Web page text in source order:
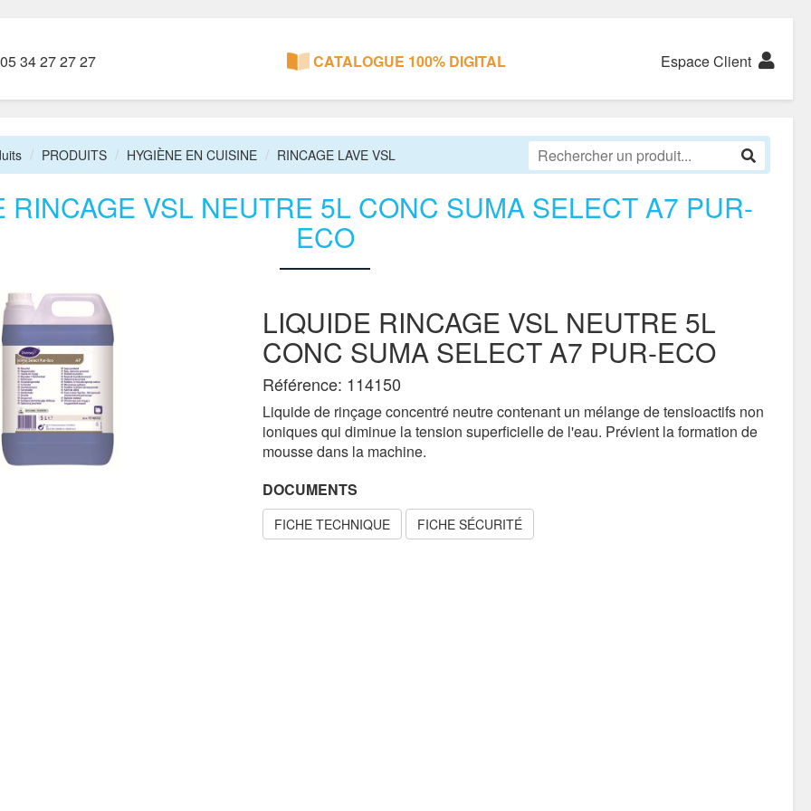
34 27 27 27 CATALOGUE 100% DIGITAL Espace Client
PRODUITS HYGIÈNE EN CUISINE RINCAGE LAVE VSL
RINCAGE VSL NEUTRE 5L CONC SUMA SELECT A7 PUR-
ECO
LIQUIDE RINCAGE VSL NEUTRE 5L
CONC SUMA SELECT A7 PUR-ECO
Référence: 114150
Liquide de rinçage concentré neutre contenant un mélange de tensioactifs non
ioniques qui diminue la tension superficielle de l'eau. Prévient la formation de
mousse dans la machine.
DOCUMENTS
FICHE TECHNIQUE FICHE SÉCURITÉ